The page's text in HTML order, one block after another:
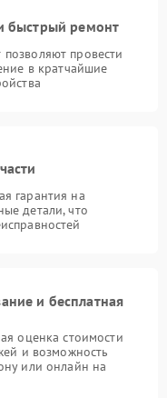
быстрый ремонт
провести
в кратчайшие
гарантия на
детали, что
и бесплатная
оценка стоимости
и возможность
или онлайн на